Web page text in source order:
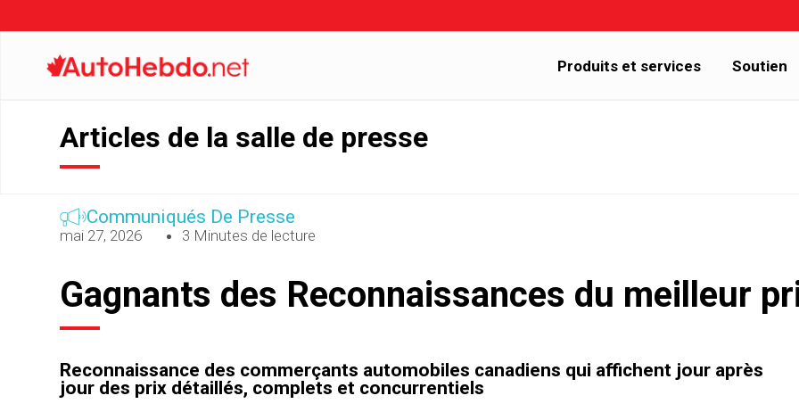
Produits et services Soutien
Articles de la salle de presse
Communiqués De Presse
mai 27, 2026 3 Minutes de lecture
Gagnants des Reconnaissances du meilleur
Reconnaissance des commerçants automobiles canadiens qui affichent jour après
jour des prix détaillés, complets et concurrentiels